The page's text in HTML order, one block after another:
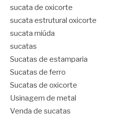
sucata de oxicorte
sucata estrutural oxicorte
sucata miúda
sucatas
Sucatas de estamparia
Sucatas de ferro
Sucatas de oxicorte
Usinagem de metal
Venda de sucatas